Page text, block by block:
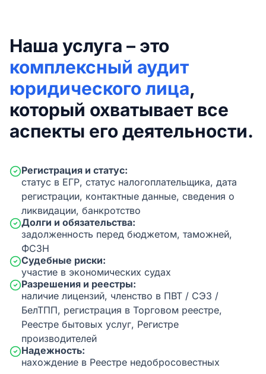
Наша услуга – это
комплексный аудит
юридического лица,
который охватывает все
аспекты его деятельности.
Регистрация и статус:
статус в ЕГР, статус налогоплательщика, дата
регистрации, контактные данные, сведения о
ликвидации, банкротство
Долги и обязательства:
задолженность перед бюджетом, таможней,
ФСЗН
Судебные риски:
участие в экономических судах
Разрешения и реестры:
наличие лицензий, членство в ПВТ / СЭЗ /
БелТПП, регистрация в Торговом реестре,
Реестре бытовых услуг, Регистре
производителей
Надежность:
нахождение в Реестре недобросовестных